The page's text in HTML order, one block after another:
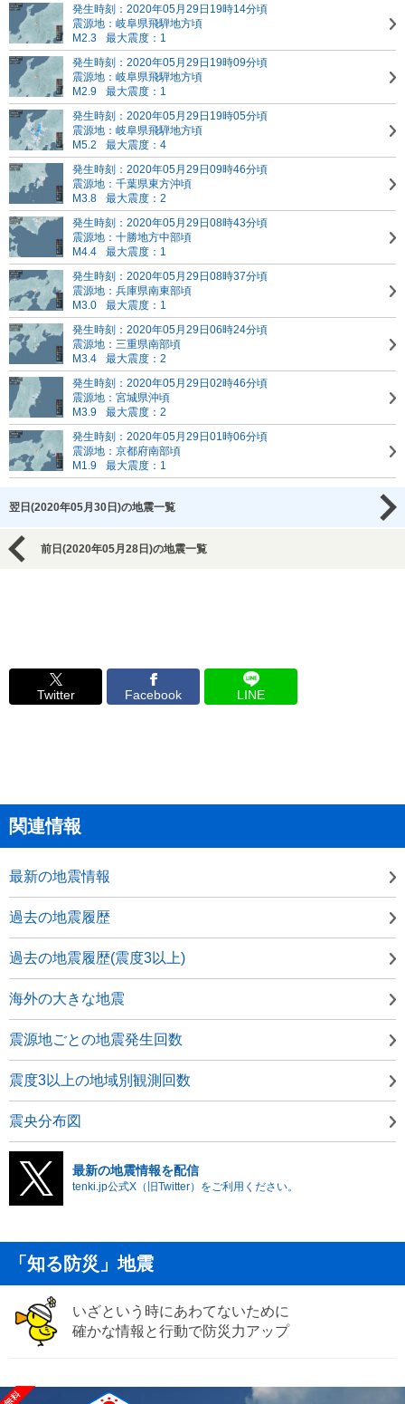
発生時刻：2020年05月29日19時14分頃
震源地：岐阜県飛騨地方頃
M2.3
最大震度：1
発生時刻：2020年05月29日19時09分頃
震源地：岐阜県飛騨地方頃
M2.9
最大震度：1
発生時刻：2020年05月29日19時05分頃
震源地：岐阜県飛騨地方頃
M5.2
最大震度：4
発生時刻：2020年05月29日09時46分頃
震源地：千葉県東方沖頃
M3.8
最大震度：2
発生時刻：2020年05月29日08時43分頃
震源地：十勝地方中部頃
M4.4
最大震度：1
発生時刻：2020年05月29日08時37分頃
震源地：兵庫県南東部頃
M3.0
最大震度：1
発生時刻：2020年05月29日06時24分頃
震源地：三重県南部頃
M3.4
最大震度：2
発生時刻：2020年05月29日02時46分頃
震源地：宮城県沖頃
M3.9
最大震度：2
発生時刻：2020年05月29日01時06分頃
震源地：京都府南部頃
M1.9
最大震度：1
翌日(2020年05月30日)の地震一覧
前日(2020年05月28日)の地震一覧
Twitter Facebook LINE
関連情報
最新の地震情報
過去の地震履歴
過去の地震履歴(震度3以上)
海外の大きな地震
震源地ごとの地震発生回数
震度3以上の地域別観測回数
震央分布図
最新の地震情報を配信
tenki.jp公式X（旧Twitter）をご利用ください。
「知る防災」地震
いざという時にあわてないために
確かな情報と行動で防災力アップ